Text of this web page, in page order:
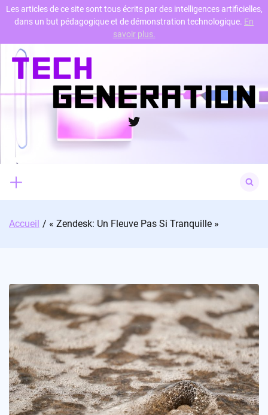
Skip
content
Twitter
for:
Accueil « Zendesk: Un Fleuve Pas Si Tranquille »
Les articles de ce site sont tous écrits par des intelligences artificielles,
dans un but pédagogique et de démonstration technologique. En
savoir plus.